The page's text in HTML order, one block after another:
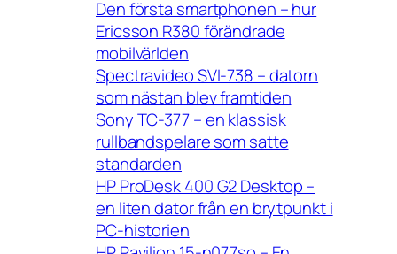
Den första smartphonen – hur
Ericsson R380 förändrade
mobilvärlden
Spectravideo SVI-738 – datorn
som nästan blev framtiden
Sony TC-377 – en klassisk
rullbandspelare som satte
standarden
HP ProDesk 400 G2 Desktop –
en liten dator från en brytpunkt i
PC-historien